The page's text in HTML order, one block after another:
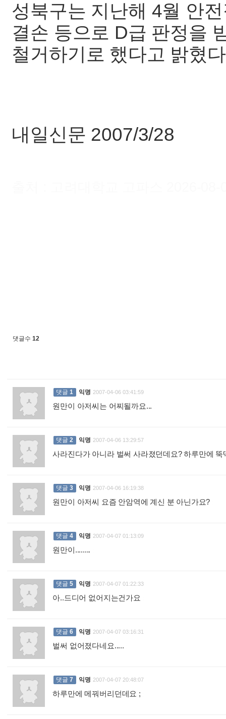
성북구는 지난해 4월 안
결손 등으로 D급 판정을
철거하기로 했다고 밝혔
내일신문 2007/3/28
댓글수 12
댓글 1 익명 2007-04-06 03:41:59
원만이 아저씨는 어찌될까요...
댓글 2 익명 2007-04-06 13:29:57
사라진다가 아니라 벌써 사라졌던데요? 하루만에
댓글 3 익명 2007-04-06 16:19:38
원만이 아저씨 요즘 안암역에 계신 분 아닌가요?
댓글 4 익명 2007-04-07 01:13:09
원만이........
댓글 5 익명 2007-04-07 01:22:33
아..드디어 없어지는건가요
댓글 6 익명 2007-04-07 03:16:31
벌써 없어졌다네요.....
댓글 7 익명 2007-04-07 20:48:07
하루만에 메꿔버리던데요 ;